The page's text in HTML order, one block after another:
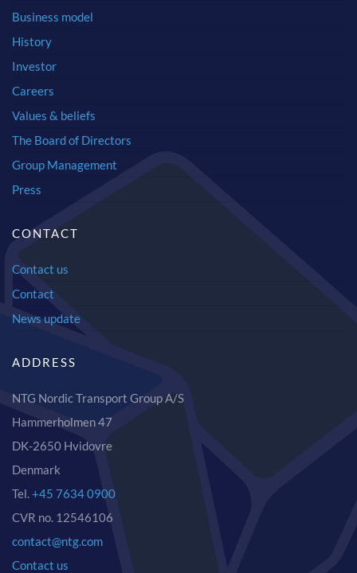
Business model
History
Investor
Careers
Values & beliefs
The Board of Directors
Group Management
Press
CONTACT
Contact us
Contact
News update
ADDRESS
NTG Nordic Transport Group A/S
Hammerholmen 47
DK-2650 Hvidovre
Denmark
Tel.+45 7634 0900
CVR no. 12546106
contact@ntg.com
Contact us